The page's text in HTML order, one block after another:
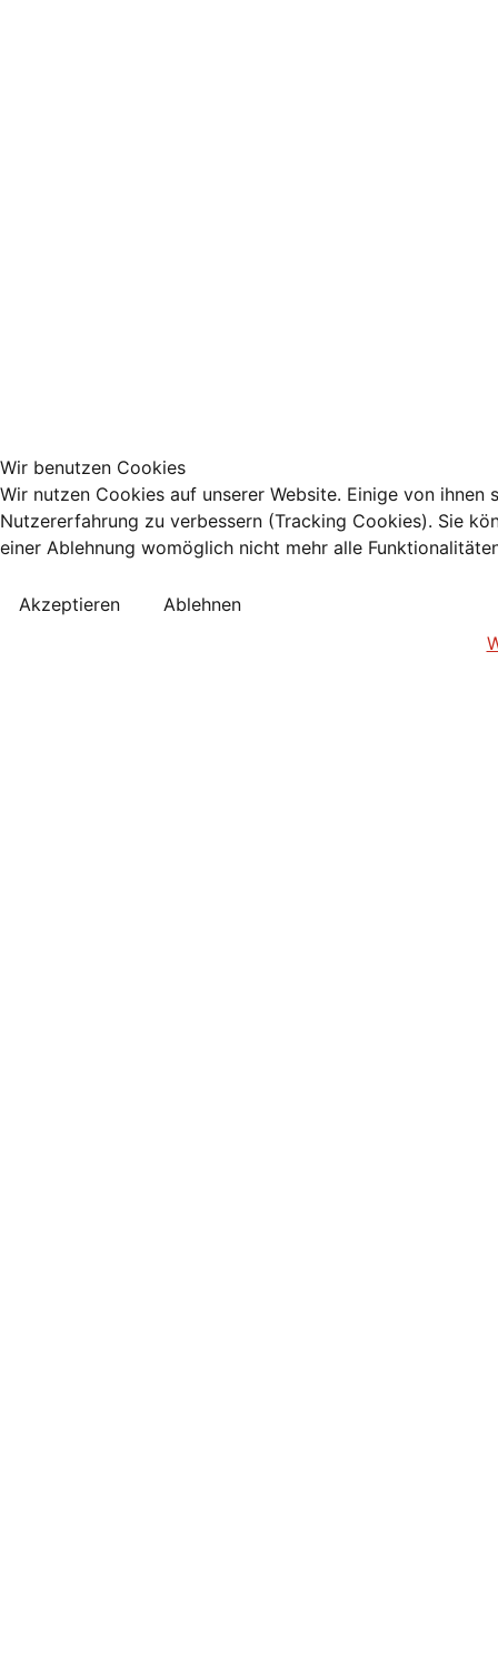
Wir benutzen Cookies
Wir nutzen Cookies auf unserer Website. Einige von
Nutzererfahrung zu verbessern (Tracking Cookies). Sie
einer Ablehnung womöglich nicht mehr alle
Akzeptieren
Ablehnen